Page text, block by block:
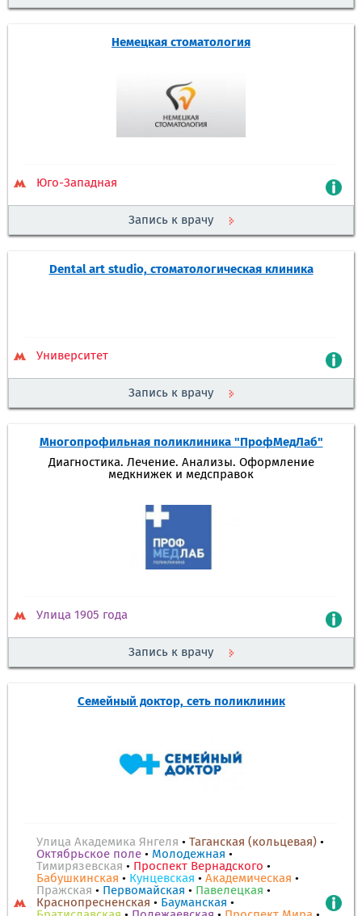
Немецкая стоматология
Юго-Западная
Запись к врачу
Dental art studio, стоматологическая клиника
Университет
Запись к врачу
Многопрофильная поликлиника "ПрофМедЛаб"
Диагностика. Лечение. Анализы. Оформление
медкнижек и медсправок
Улица 1905 года
Запись к врачу
Семейный доктор, сеть поликлиник
Улица Академика Янгеля • Таганская (кольцевая) •
Октябрьское поле • Молодежная •
Тимирязевская • Проспект Вернадского •
Бабушкинская • Кунцевская • Академическая •
Пражская • Первомайская • Павелецкая •
Краснопресненская • Бауманская •